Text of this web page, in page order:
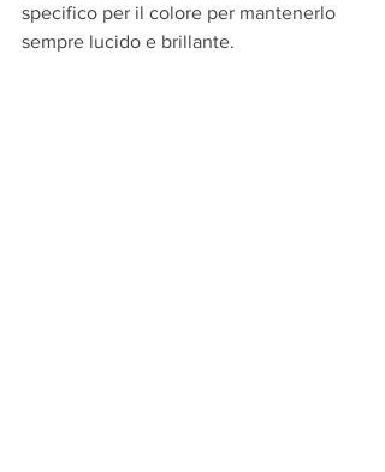
specifico per il colore per mantenerlo
sempre lucido e brillante.